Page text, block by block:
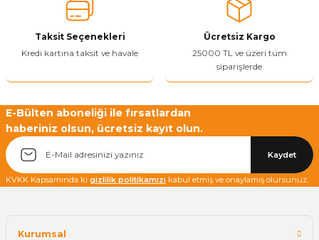
Ürün fiyatı diğer sitelerden daha pahalı.
Bu ürüne benzer farklı alternatifler olmalı.
Yetkiliye Gönder
Taksit Seçenekleri
Kredi kartına taksit ve havale
Ücretsiz Kargo
25000 TL ve üzeri tüm
siparişlerde
E-Bülten aboneliği ile fırsatlardan
haberiniz olsun, ücretsiz kayıt olun.
Kaydet
KVKK Kapsamında ki gizlilik politikamızı kabul etmiş ve onaylamış olursunuz.
Kurumsal